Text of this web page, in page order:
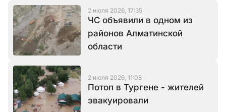
2 июля 2026, 17:35
ЧС объявили в одном из
районов Алматинской
области
2 июля 2026, 11:08
Потоп в Тургене - жителей
эвакуировали